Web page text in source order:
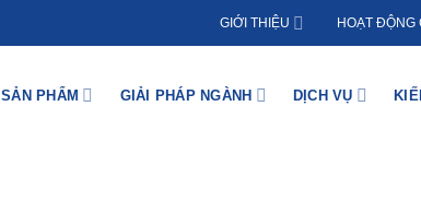
GIỚI THIỆU HOẠT ĐỘNG
SẢN PHẨM GIẢI PHÁP NGÀNH DỊCH VỤ